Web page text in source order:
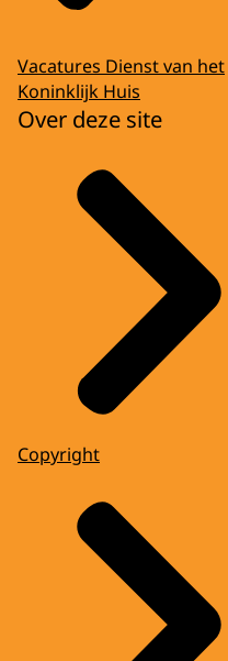
Vacatures Dienst van het
Koninklijk Huis
Over deze site
Copyright